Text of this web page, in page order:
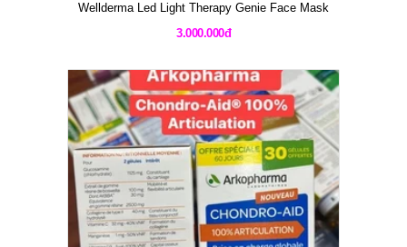
Wellderma Led Light Therapy Genie Face Mask
3.000.000đ